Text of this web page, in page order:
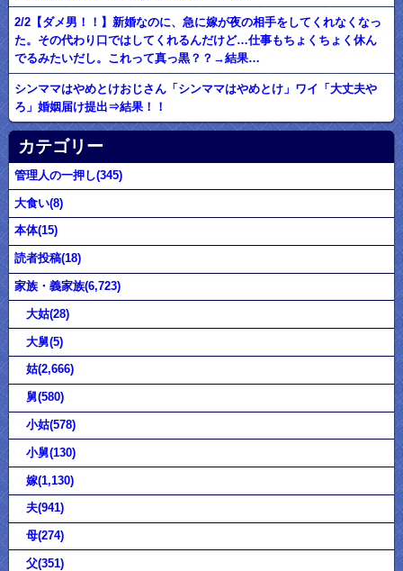
2/2【ダメ男！！】新婚なのに、急に嫁が夜の相手をしてくれなくなっ
た。その代わり口ではしてくれるんだけど…仕事もちょくちょく休ん
でるみたいだし。これって真っ黒？？→結果…
シンママはやめとけおじさん「シンママはやめとけ」ワイ「大丈夫や
ろ」婚姻届け提出⇒結果！！
カテゴリー
管理人の一押し(345)
大食い(8)
本体(15)
読者投稿(18)
家族・義家族(6,723)
大姑(28)
大舅(5)
姑(2,666)
舅(580)
小姑(578)
小舅(130)
嫁(1,130)
夫(941)
母(274)
父(351)